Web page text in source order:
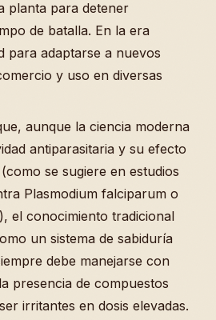
planta para detener
de batalla. En la era
para adaptarse a nuevos
y uso en diversas
aunque la ciencia moderna
antiparasitaria y su efecto
se sugiere en estudios
Plasmodium falciparum o
el conocimiento tradicional
un sistema de sabiduría
debe manejarse con
presencia de compuestos
irritantes en dosis elevadas.